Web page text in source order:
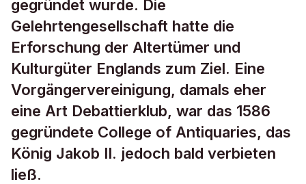
gegründet wurde. Die
Gelehrtengesellschaft hatte die
Erforschung der Altertümer und
Kulturgüter Englands zum Ziel. Eine
Vorgängervereinigung, damals eher
eine Art Debattierklub, war das 1586
gegründete College of Antiquaries, das
König Jakob II. jedoch bald verbieten
ließ.